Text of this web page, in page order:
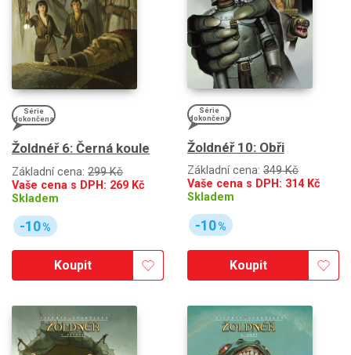
Série
dokončena
Žoldnéř 6: Černá koule
Základní cena: 299 Kč
Vaše cena s DPH: 269 Kč
Skladem
-10%
Koupit
Série
dokončena
Žoldnéř 10: Obři
Základní cena: 349 Kč
Vaše cena s DPH: 314Kč
Skladem
-10%
Koupit